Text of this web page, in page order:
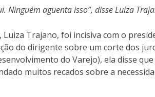
Ninguém aguenta isso”, disse Luiza
Trajano, foi incisiva com o
do dirigente sobre um corte dos
do Varejo), ela disse
muitos recados sobre a